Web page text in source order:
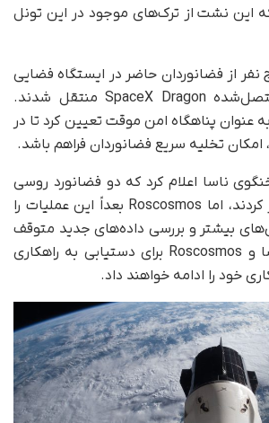
این نشت از ترک‌های موجود در این تونل
نفر از فضانوردان حاضر در ایستگاه فضایی
به داخل کپسول متصل‌شده SpaceX Dragon منتقل شدند.
عنوان پناهگاه امن موقت تعیین کرد تا در
تخلیه سریع فضانوردان فراهم باشد.
ناسا اعلام کرد که دو فضانورد روسی
عملیات تعمیر را آغاز کردند، اما Roscosmos بعداً این عملیات را
بیشتر و بررسی داده‌های جدید متوقف
کرد. به گفته او، ناسا و Roscosmos برای دستیابی به راهکاری
خود را ادامه خواهند داد.